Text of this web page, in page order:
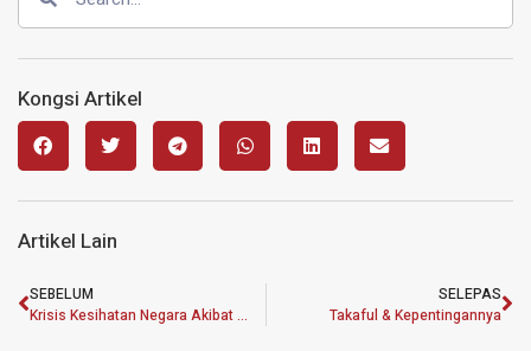
Kongsi Artikel
Artikel Lain
SEBELUM
Krisis Kesihatan Negara Akibat Pandemik : Kesihatan Mental & Ekonomi
SELEPAS
Takaful & Kepentingannya